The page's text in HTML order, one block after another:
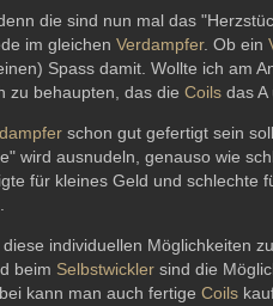
denn die sind nun mal das
im gleichenVerdampfer. Ob ein
Spass damit. Wollte ich am
zu behaupten, das dieCoils das
schon gut gefertigt sein
wird ausnudeln, genauso wie
für kleines Geld und schlechte
individuellen Möglichkeiten
beim Selbstwickler sind die
kann man auch fertigeCoils